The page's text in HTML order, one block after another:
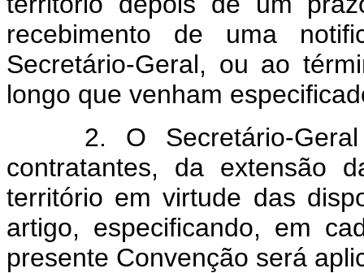
recebimento de uma
Secretário-Geral, ou ao
longo que venham
2. O Secretário-Geral
contratantes, da extensão
território em virtude das
artigo, especificando, em
presente Convenção será